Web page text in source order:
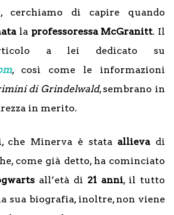
cerchiamo di capire quando
la professoressa McGranitt. Il
a lei dedicato su
, così come le informazioni
di Grindelwald, sembrano in
in merito.
che Minerva è stata allievadi
come già detto, ha cominciato
all’età di 21 anni, il tutto
sua biografia, inoltre, non viene